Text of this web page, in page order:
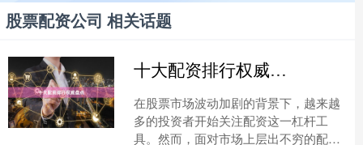
股票配资公司 相关话题
十大配资排行权威盘点
在股票市场波动加剧的背景下，越来越
多的投资者开始关注配资这一杠杆工
具。然而，面对市场上层出不穷的配资